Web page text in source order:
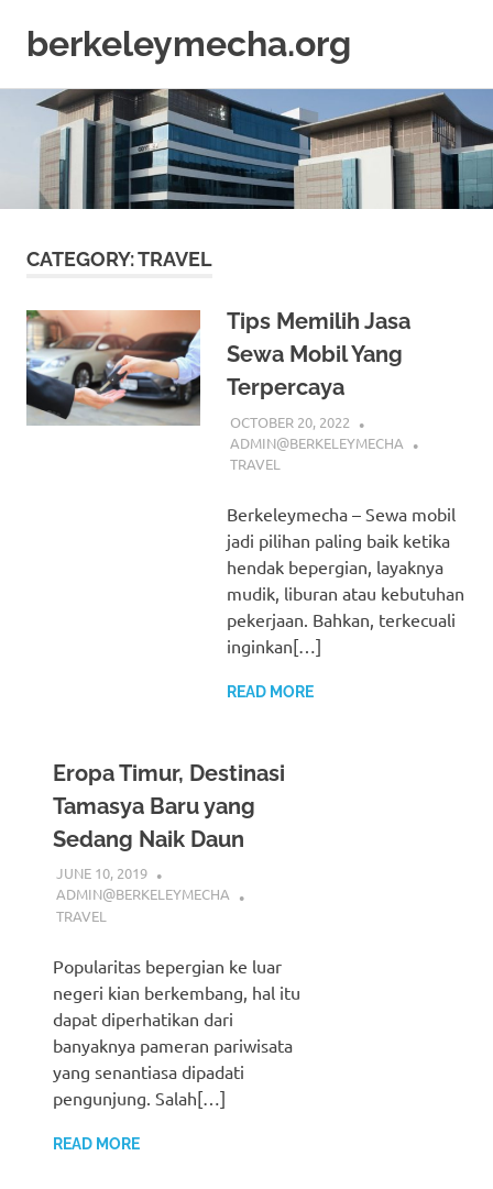
content
berkeleymecha.org
Bisnis
Terkini
CATEGORY:TRAVEL
Tips Memilih Jasa
Sewa Mobil Yang
Terpercaya
OCTOBER 20, 2022
ADMIN@BERKELEYMECHA
TRAVEL
Berkeleymecha – Sewa mobil
jadi pilihan paling baik ketika
hendak bepergian, layaknya
mudik, liburan atau kebutuhan
pekerjaan. Bahkan, terkecuali
inginkan[…]
READ MORE
Eropa Timur, Destinasi
Tamasya Baru yang
Sedang Naik Daun
JUNE 10, 2019
ADMIN@BERKELEYMECHA
TRAVEL
Popularitas bepergian ke luar
negeri kian berkembang, hal itu
dapat diperhatikan dari
banyaknya pameran pariwisata
yang senantiasa dipadati
pengunjung. Salah[…]
READ MORE